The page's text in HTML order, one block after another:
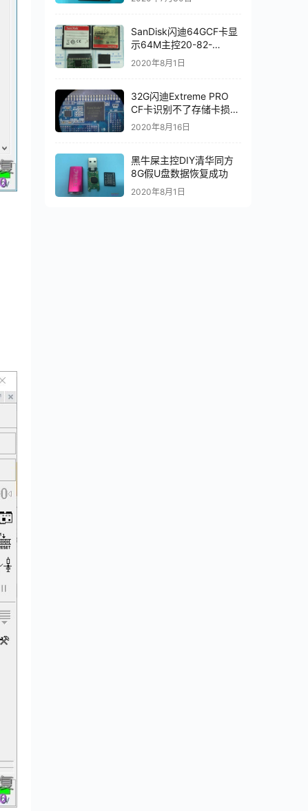
SanDisk闪迪64GCF卡显
示64M主控20-82-
00549芯片级数据恢复成
2020年8月1日
32G闪迪Extreme PRO
CF卡识别不了存储卡损坏
数据恢复成功
2020年8月16日
黑牛屎主控DIY清华同方
8G假U盘数据恢复成功
2020年8月1日